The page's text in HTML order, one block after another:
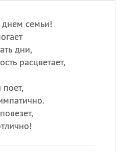
семьи!
дни,
расцветает,
09.08
09.08
День Дымняшки
(Smokey Bear Day)
ИМЕНА
Сегодня празднуют именины